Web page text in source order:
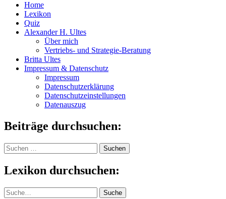
Home
Lexikon
Quiz
Alexander H. Ultes
Über mich
Vertriebs- und Strategie-Beratung
Britta Ultes
Impressum & Datenschutz
Impressum
Datenschutzerklärung
Datenschutzeinstellungen
Datenauszug
Beiträge durchsuchen:
Suchen
nach:
Lexikon durchsuchen:
Suche Suche